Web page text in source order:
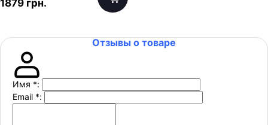
1879 грн.
Отзывы о товаре
Имя *:
Email *: